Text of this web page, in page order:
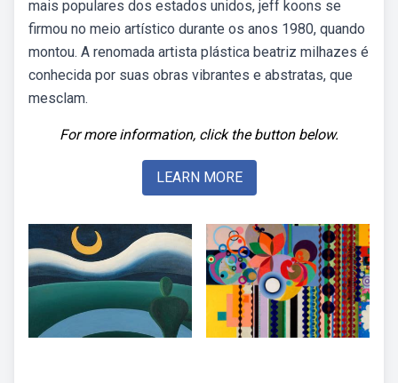
mais populares dos estados unidos, jeff koons se
firmou no meio artístico durante os anos 1980, quando
montou. A renomada artista plástica beatriz milhazes é
conhecida por suas obras vibrantes e abstratas, que
mesclam.
For more information, click the button below.
LEARN MORE